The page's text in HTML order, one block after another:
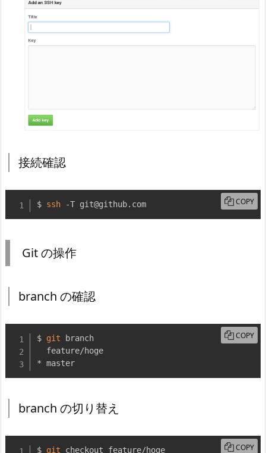
接続確認
$ ssh -T git@github.com COPY
Git の操作
branch の確認
$ git branch
  feature/hoge
* master
COPY
branch の切り替え
$ git checkout feature/hoge COPY